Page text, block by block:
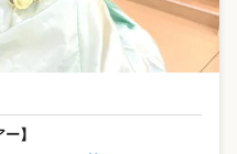
】